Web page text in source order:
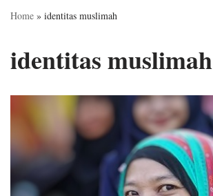
Home » identitas muslimah
identitas muslimah